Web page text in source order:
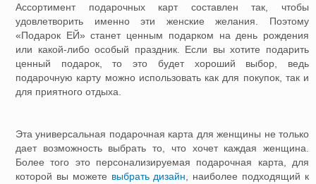
Ассортимент подарочных карт составлен так, чтобы
удовлетворить именно эти женские желания. Поэтому
«Подарок ЕЙ» станет ценным подарком на день рождения
или какой-либо особый праздник. Если вы хотите подарить
ценный подарок, то это будет хороший выбор, ведь
подарочную карту можно использовать как для покупок, так и
для приятного отдыха.
Эта универсальная подарочная карта для женщины не только
дает возможность выбрать то, что хочет каждая женщина.
Более того это персонализируемая подарочная карта, для
которой вы можете выбрать дизайн, наиболее подходящий к